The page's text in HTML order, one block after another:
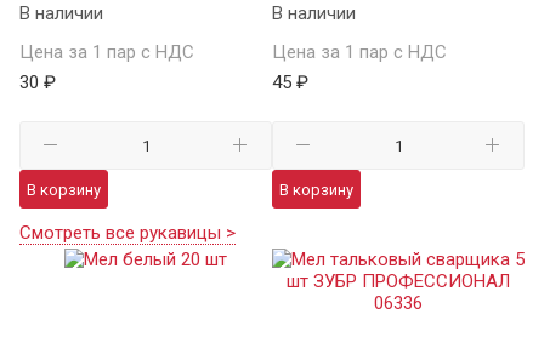
В наличии
Цена за 1 пар с НДС
30 ₽
В корзину
В наличии
Цена за 1 пар с НДС
45 ₽
В корзину
Смотреть все рукавицы >